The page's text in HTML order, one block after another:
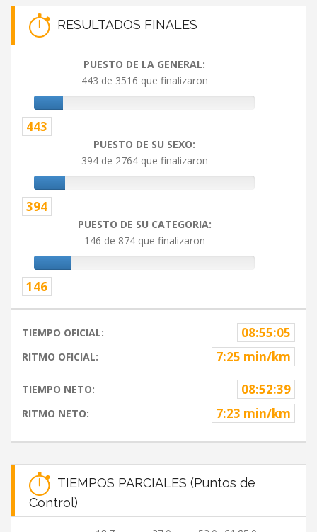
RESULTADOS FINALES
PUESTO DE LA GENERAL:
443 de 3516 que finalizaron
443
PUESTO DE SU SEXO:
394 de 2764 que finalizaron
394
PUESTO DE SU CATEGORIA:
146 de 874 que finalizaron
146
TIEMPO OFICIAL: 08:55:05
RITMO OFICIAL: 7:25 min/km
TIEMPO NETO: 08:52:39
RITMO NETO: 7:23 min/km
TIEMPOS PARCIALES (Puntos de
Control)